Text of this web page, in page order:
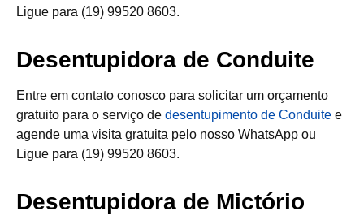
Ligue para (19) 99520 8603.
Desentupidora de Conduite
Entre em contato conosco para solicitar um orçamento
gratuito para o serviço de desentupimento de Conduite e
agende uma visita gratuita pelo nosso WhatsApp ou
Ligue para (19) 99520 8603.
Desentupidora de Mictório